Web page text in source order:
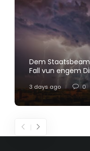
Dem
Fall vun engem
3 days ago 0